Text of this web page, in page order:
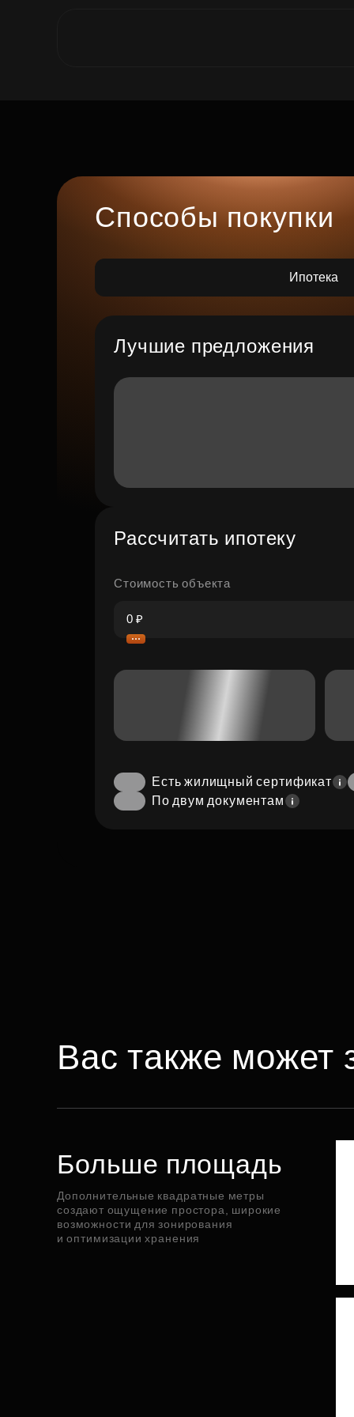
Способы покупки
Ипотека
Лучшие предложения
Рассчитать ипотеку
Стоимость объекта
Есть жилищный сертификат
По двум документам
Вас также может
Больше площадь
Дополнительные квадратные метры
создают ощущение простора, широкие
возможности для зонирования
и оптимизации хранения